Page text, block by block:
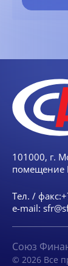
101000, г.
помещение
Тел. / факс:
e-mail:
Союз
© 2026 Все